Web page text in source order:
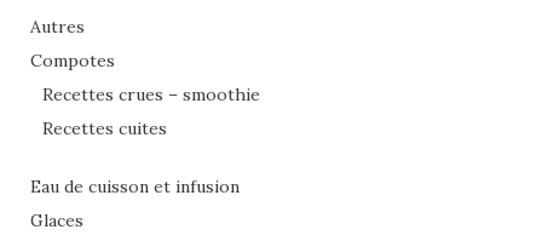
Autres
Compotes
Recettes crues – smoothie
Recettes cuites
Eau de cuisson et infusion
Glaces